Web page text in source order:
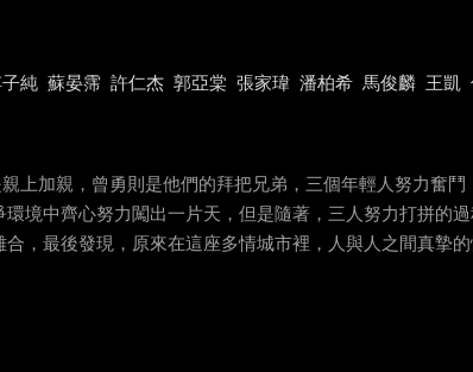
純 蘇晏霈 許仁杰 郭亞棠 張家瑋 潘柏希 馬俊麟 王凱
上加親，曾勇則是他們的拜把兄弟，三個年輕人努力奮鬥
境中齊心努力闖出一片天，但是隨著，三人努力打拼的
，最後發現，原來在這座多情城市裡，人與人之間真摯的